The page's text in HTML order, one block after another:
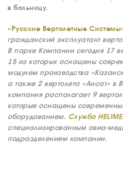
в больницу.
«Русские Вертолетные Системы»
гражданский эксплуатант
В парке Компании сегодня 17
15 из которых оснащены
модулем производства
а также 2 вертолета «Ансат»
компания располагает 9
которые оснащены
оборудованием. Служба
специализированным авиа-
подразделением компании.